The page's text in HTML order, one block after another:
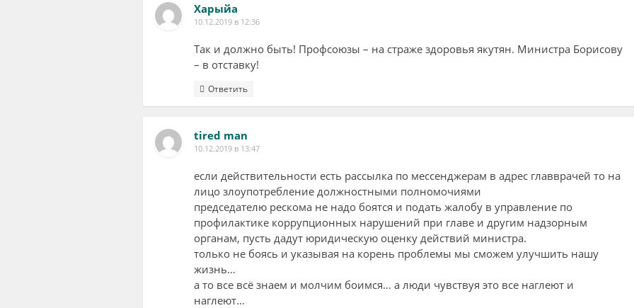
Харыйа
10.12.2019 в 12:36
Так и должно быть! Профсоюзы – на страже здоровья якутян. Министра Борисову
– в отставку!
Ответить
tired man
10.12.2019 в 13:47
если действительности есть рассылка по мессенджерам в адрес главврачей то на
лицо злоупотребление должностными полномочиями
председателю рескома не надо боятся и подать жалобу в управление по
профилактике коррупционных нарушений при главе и другим надзорным
органам, пусть дадут юридическую оценку действий министра.
только не боясь и указывая на корень проблемы мы сможем улучшить нашу
жизнь…
а то все всё знаем и молчим боимся… а люди чувствуя это все наглеют и
наглеют…